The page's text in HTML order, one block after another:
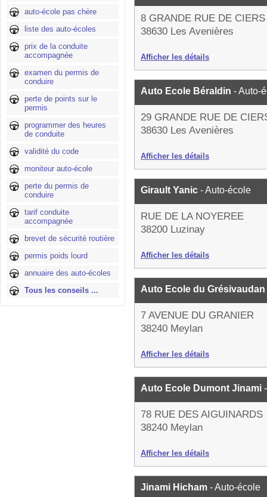
auto-école pas chère
liste des auto-écoles
prix de la conduite
accompagnée
examen du permis de
conduire
perte de points sur le
permis
programmer des heures
de conduite
validité du code
moniteur auto-école
perte du permis de
conduire
tarif conduite
accompagnée
brevet de sécurité routière
permis poids lourd
annuaire des auto-écoles
Tous les conseils ...
8 GRANDE RUE DE CIERS
38630 Les Avenières
Afficher les détails
Auto Ecole Béraldin - Auto-
29 GRANDE RUE DE
38630 Les Avenières
Afficher les détails
Girault Yanic - Auto-école
RUE DE LA NOYEREE
38200 Luzinay
Afficher les détails
Auto Ecole du Grésivaudan
7 AVENUE DU GRANIER
38240 Meylan
Afficher les détails
Auto Ecole Dumont Jinami
78 RUE DES AIGUINARDS
38240 Meylan
Afficher les détails
Jinami Hicham - Auto-école